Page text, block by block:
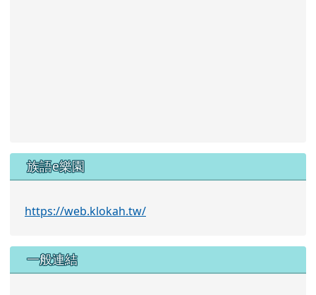
族語e樂園
https://web.klokah.tw/
一般連結